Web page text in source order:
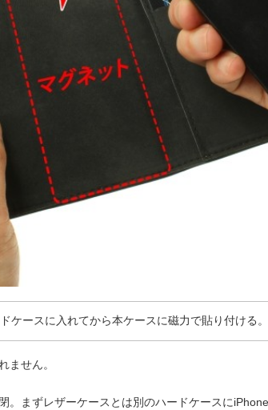
ケースに入れてから本ケースに磁力で貼り付ける。
ません。
。まずレザーケースとは別のハードケースに